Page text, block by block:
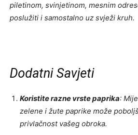
piletinom, svinjetinom, mesnim
poslužiti i samostalno uz svježi kruh.
Dodatni Savjeti
Koristite razne vrste paprika:
zelene i žute paprike može
privlačnost vašeg obroka.